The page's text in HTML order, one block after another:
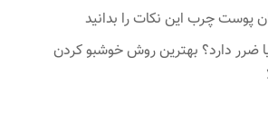
پوست چرب این نکات را بدانید
ضرر دارد؟ بهترین روش خوشبو کردن